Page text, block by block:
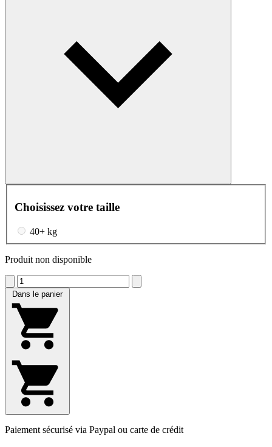
Choisissez votre taille
40+ kg
Produit non disponible
Dans le panier
Paiement sécurisé via Paypal ou carte de crédit